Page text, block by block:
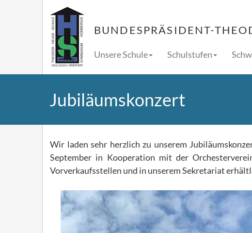
BUNDESPRÄSIDENT-
Unsere Schule Schulstufen
Jubiläumskonzert
Wir laden sehr herzlich zu unserem
September in Kooperation mit der
Vorverkaufsstellen und in unserem Sekretariat